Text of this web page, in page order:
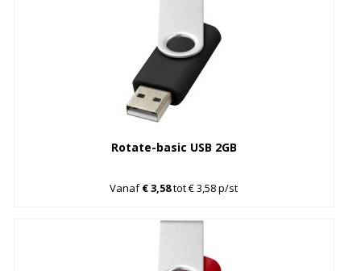
Rotate-basic USB 2GB
Vanaf€ 3,58tot € 3,58 p/st